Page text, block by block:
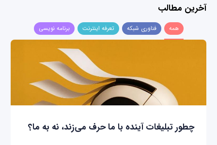
آخرین مطالب
همه فناوری شبکه تعرفه اینترنت برنامه نویسی
چطور تبلیغات آینده با ما حرف می‌زند، نه به ما؟